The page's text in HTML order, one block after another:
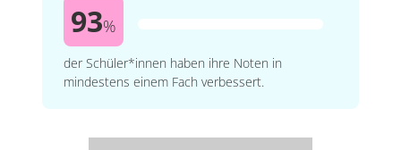
93%
der Schüler*innen haben ihre Noten in
mindestens einem Fach verbessert.